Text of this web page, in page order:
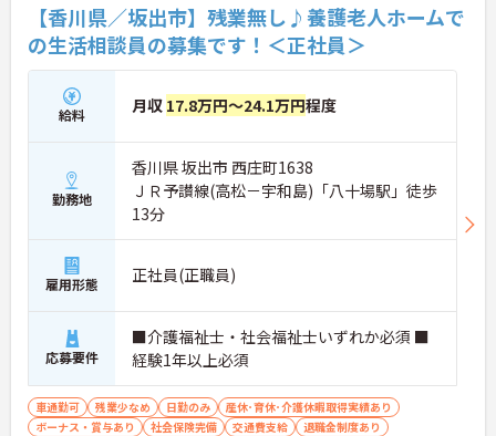
【香川県／坂出市】残業無し♪養護老人ホームで
の生活相談員の募集です！＜正社員＞
給料 月収 17.8万円～24.1万円程度
勤務地
香川県 坂出市 西庄町1638
ＪＲ予讃線(高松－宇和島)「八十場駅」徒歩
13分
雇用形態 正社員(正職員)
応募要件
■介護福祉士・社会福祉士いずれか必須 ■
経験1年以上必須
車通勤可 残業少なめ 日勤のみ
産休･育休･介護休暇取得実績あり
ボーナス・賞与あり
社会保険完備 交通費支給 退職金制度あり